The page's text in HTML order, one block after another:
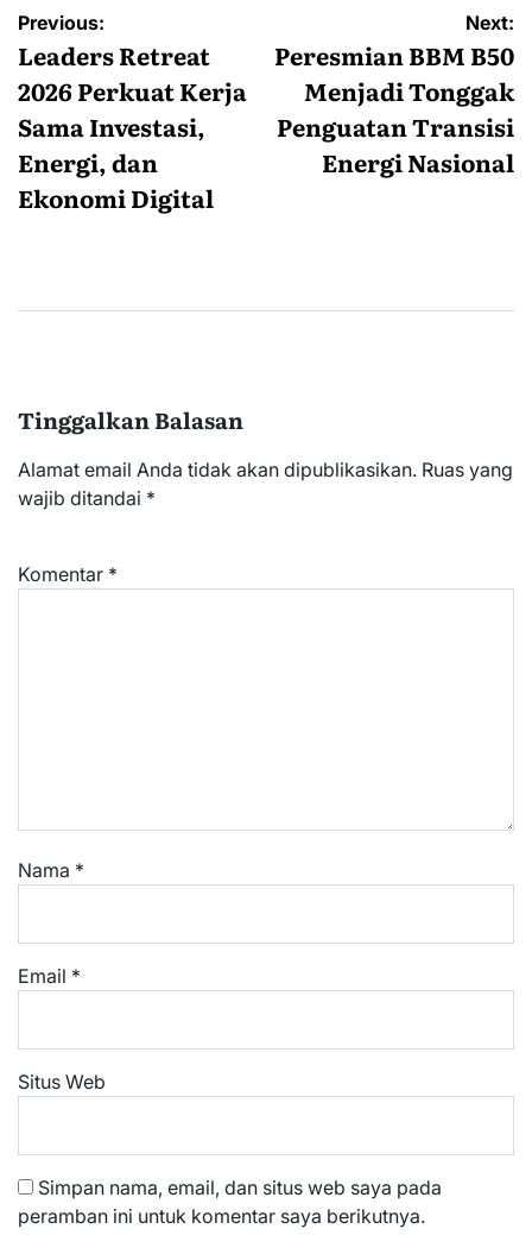
Navigasi
pos
Previous:
Leaders Retreat
2026 Perkuat Kerja
Sama Investasi,
Energi, dan
Ekonomi Digital
Next:
Peresmian BBM B50
Menjadi Tonggak
Penguatan Transisi
Energi Nasional
Tinggalkan Balasan
Alamat email Anda tidak akan dipublikasikan. Ruas yang
wajib ditandai *
Komentar *
Nama *
Email *
Situs Web
Simpan nama, email, dan situs web saya pada
peramban ini untuk komentar saya berikutnya.